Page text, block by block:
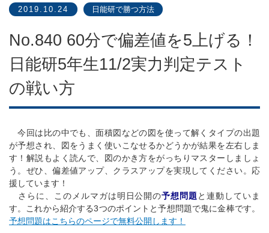
2019.10.24 日能研で勝つ方法
No.840 60分で偏差値を5上げる！
日能研5年生11/2実力判定テスト
の戦い方
今回は比の中でも、面積図などの図を使って解くタイプの出題
が予想され、図をうまく使いこなせるかどうかが結果を左右しま
す！解説もよく読んで、図のかき方をがっちりマスターしましょ
う。ぜひ、偏差値アップ、クラスアップを実現してください。応
援しています！
さらに、このメルマガは明日公開の予想問題 と連動していま
す。これから紹介する3つのポイントと予想問題で鬼に金棒です。
予想問題はこちらのページで無料公開します！